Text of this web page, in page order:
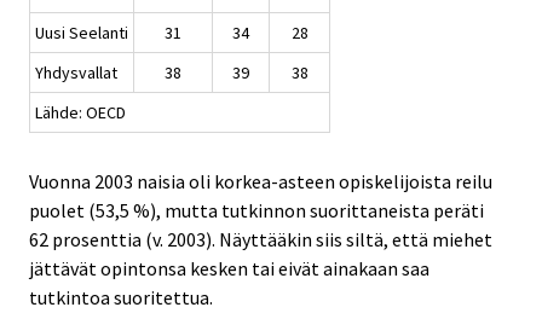
Uusi Seelanti
31 34
28
Yhdysvallat
38 39
38
Lähde: OECD
Vuonna 2003 naisia oli korkea-asteen opiskelijoista reilu
puolet (53,5 %), mutta tutkinnon suorittaneista peräti
62 prosenttia (v. 2003). Näyttääkin siis siltä, että miehet
jättävät opintonsa kesken tai eivät ainakaan saa
tutkintoa suoritettua.